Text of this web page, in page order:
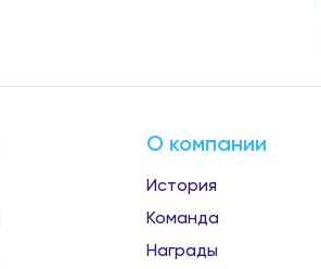
О компании
История
Команда
Награды